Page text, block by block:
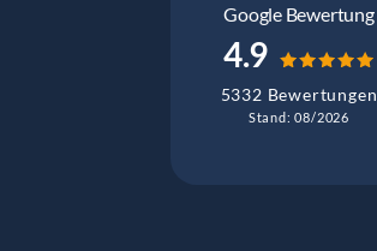
Google Bewertung
4.9
5332 Bewertungen
Stand: 08/2026